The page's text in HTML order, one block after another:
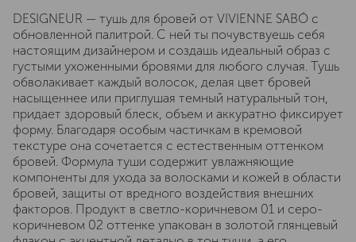
DESIGNEUR — тушь для бровей от VIVIENNE SABÓ с
обновленной палитрой. С ней ты почувствуешь себя
настоящим дизайнером и создашь идеальный образ с
густыми ухоженными бровями для любого случая. Тушь
обволакивает каждый волосок, делая цвет бровей
насыщеннее или приглушая темный натуральный тон,
придает здоровый блеск, объем и аккуратно фиксирует
форму. Благодаря особым частичкам в кремовой
текстуре она сочетается с естественным оттенком
бровей. Формула туши содержит увлажняющие
компоненты для ухода за волосками и кожей в области
бровей, защиты от вредного воздействия внешних
факторов. Продукт в светло-коричневом 01 и серо-
коричневом 02 оттенке упакован в золотой глянцевый